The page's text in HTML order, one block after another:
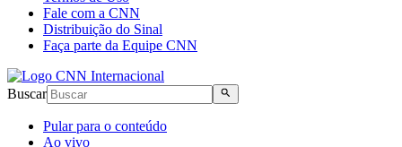
Fale com a CNN
Distribuição do Sinal
Faça parte da Equipe CNN
Buscar
Pular para o conteúdo
Ao vivo